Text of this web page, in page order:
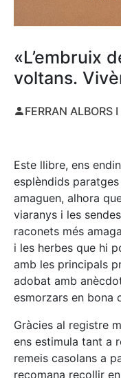
«L’embruix
voltans.
FERRAN ALBORS
Este llibre, ens
esplèndids
amaguen, alhora
viaranys i les
raconets més
i les herbes que hi
amb les principals
adobat amb
esmorzars en bona
Gràcies al registre
ens estimula tant a
remeis casolans a
recomana recollir